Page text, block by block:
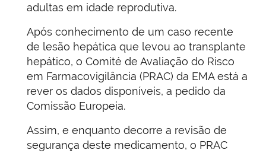
adultas em idade reprodutiva.
Após conhecimento de um caso recente
de lesão hepática que levou ao transplante
hepático, o Comité de Avaliação do Risco
em Farmacovigilância (PRAC) da EMA está a
rever os dados disponíveis, a pedido da
Comissão Europeia.
Assim, e enquanto decorre a revisão de
segurança deste medicamento, o PRAC